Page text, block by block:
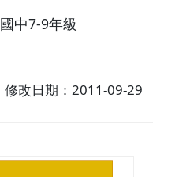
國中7-9年級
修改日期：2011-09-29